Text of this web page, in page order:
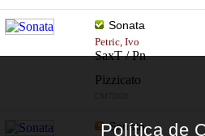
Sonata
Petric, Ivo
SaxT / Pn
Pizzicato
Sonata